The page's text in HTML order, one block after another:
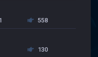
558
130